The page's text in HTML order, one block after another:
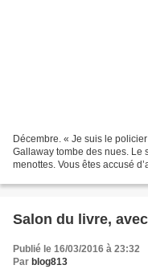
Décembre. « Je suis le
Gallaway tombe des nues. Le
menottes. Vous êtes accusé
Publié le 16/03/2016 à 23:32
Par blog813